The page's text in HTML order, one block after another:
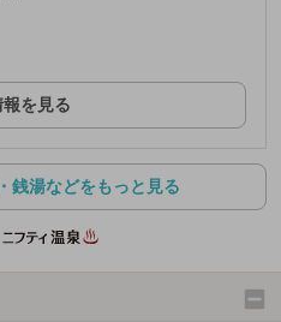
を見る
銭湯などをもっと見る